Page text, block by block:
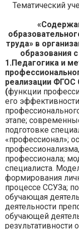
Тематический
труда» в
образования
1.Педагогика и
реализации ФГОС
(функции
его
этапе;
подготовке
«профессионал»;
профессионала;
специалиста.
формирования
процессе ССУЗа;
обучающая
деятельности
обучающей
результативности